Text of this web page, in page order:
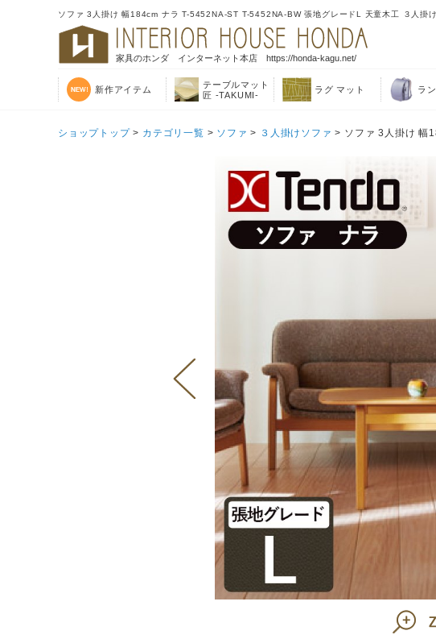
ソファ 3人掛け 幅184cm ナラ T-5452NA-ST T-5452NA-BW 張地グレードL 天童木工 ３人掛
家具のホンダ インターネット本店 https://honda-kagu.net/
新作アイテム
テーブルマット
匠 -TAKUMI-
ラグ マット ラ
ショップトップ> カテゴリ一覧 > ソファ > ３人掛けソファ > ソファ 3人掛け 幅